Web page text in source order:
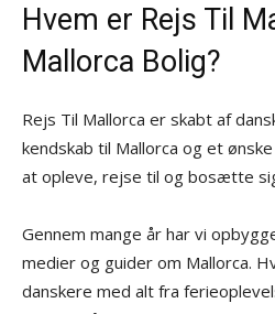
Hvem er Rejs Til
Mallorca Bolig?
Rejs Til Mallorca er skabt af
kendskab til Mallorca og et
at opleve, rejse til og bosætte
Gennem mange år har vi
medier og guider om Mallorca.
danskere med alt fra